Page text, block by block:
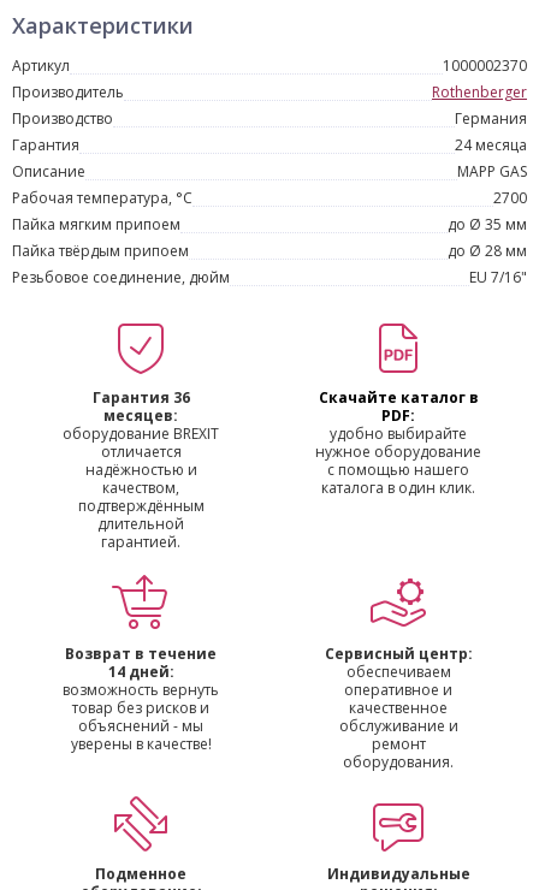
Характеристики
Артикул
1000002370
Производитель
Rothenberger
Производство
Германия
Гарантия
24 месяца
Описание
MAPP GAS
Рабочая температура, °С
2700
Пайка мягким припоем
до Ø 35 мм
Пайка твёрдым припоем
до Ø 28 мм
Резьбовое соединение, дюйм
EU 7/16"
Гарантия 36
месяцев:
оборудование BREXIT
отличается
надёжностью и
качеством,
подтверждённым
длительной
гарантией.
Скачайте каталог в
PDF:
удобно выбирайте
нужное оборудование
с помощью нашего
каталога в один клик.
Возврат в течение
14 дней:
возможность вернуть
товар без рисков и
объяснений - мы
уверены в качестве!
Сервисный центр:
обеспечиваем
оперативное и
качественное
обслуживание и
ремонт
оборудования.
Подменное
Индивидуальные